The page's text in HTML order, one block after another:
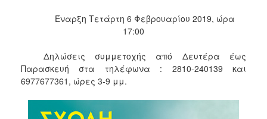
Έναρξη Τετάρτη 6 Φεβρουαρίου 2019, ώρα
17:00
Δηλώσεις συμμετοχής από Δευτέρα έως
Παρασκευή στα τηλέφωνα : 2810-240139 και
6977677361, ώρες 3-9 μμ.